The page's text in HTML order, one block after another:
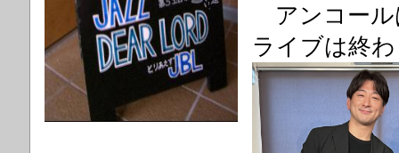
アンコール
ライブは終